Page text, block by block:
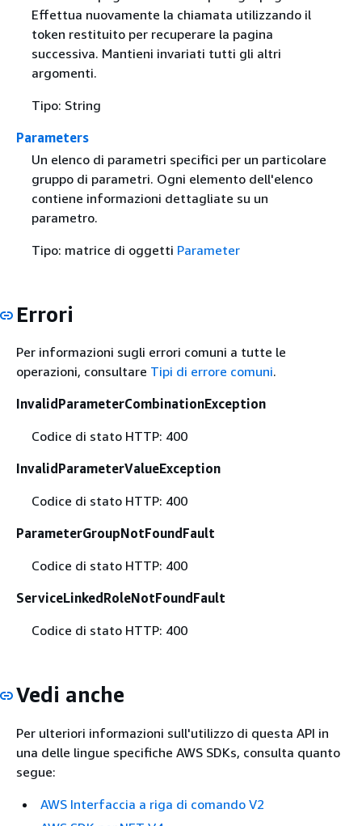
Effettua nuovamente la chiamata utilizzando il
token restituito per recuperare la pagina
successiva. Mantieni invariati tutti gli altri
argomenti.
Tipo: String
Parameters
Un elenco di parametri specifici per un particolare
gruppo di parametri. Ogni elemento dell'elenco
contiene informazioni dettagliate su un
parametro.
Tipo: matrice di oggetti Parameter
Errori
Per informazioni sugli errori comuni a tutte le
operazioni, consultare Tipi di errore comuni.
InvalidParameterCombinationException
Codice di stato HTTP: 400
InvalidParameterValueException
Codice di stato HTTP: 400
ParameterGroupNotFoundFault
Codice di stato HTTP: 400
ServiceLinkedRoleNotFoundFault
Codice di stato HTTP: 400
Vedi anche
Per ulteriori informazioni sull'utilizzo di questa API in
una delle lingue specifiche AWS SDKs, consulta quanto
segue:
AWS Interfaccia a riga di comando V2